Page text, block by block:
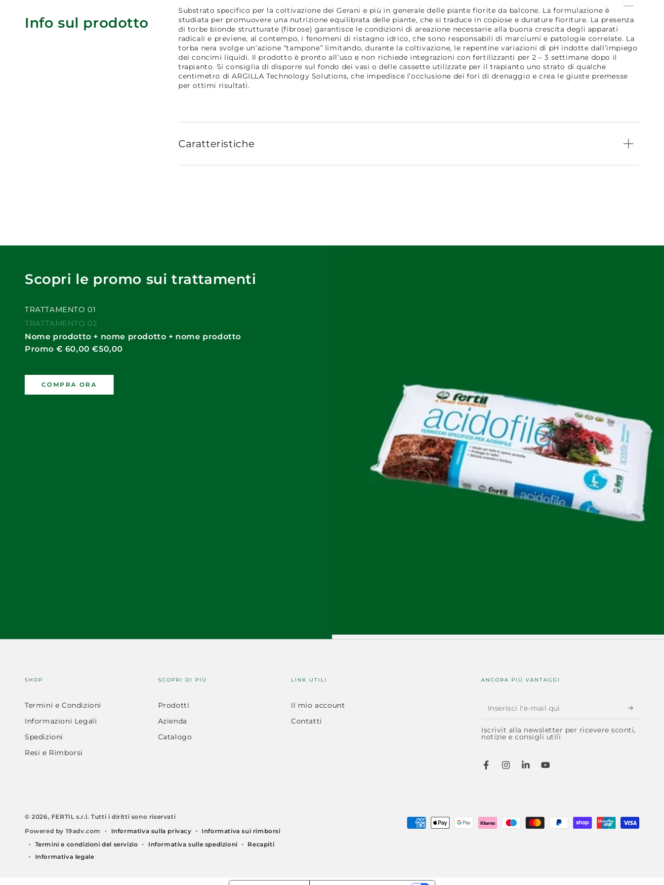
Info sul prodotto
Substrato specifico per la coltivazione dei Gerani e più in generale delle piante fiorite da balcone. La formulazione è
studiata per promuovere una nutrizione equilibrata delle piante, che si traduce in copiose e durature fioriture. La presenza
di torbe bionde strutturate (fibrose) garantisce le condizioni di areazione necessarie alla buona crescita degli apparati
radicali e previene, al contempo, i fenomeni di ristagno idrico, che sono responsabili di marciumi e patologie correlate. La
torba nera svolge un’azione “tampone” limitando, durante la coltivazione, le repentine variazioni di pH indotte dall’impiego
dei concimi liquidi. Il prodotto è pronto all’uso e non richiede integrazioni con fertilizzanti per 2 – 3 settimane dopo il
trapianto. Si consiglia di disporre sul fondo dei vasi o delle cassette utilizzate per il trapianto uno strato di qualche
centimetro di ARGILLA Technology Solutions, che impedisce l’occlusione dei fori di drenaggio e crea le giuste premesse
per ottimi risultati.
Caratteristiche
Scopri le promo sui trattamenti
TRATTAMENTO 01
TRATTAMENTO 02
Nome prodotto + nome prodotto + nome prodotto
Promo € 60,00 €50,00
COMPRA ORA
SHOP
Termini e Condizioni
Informazioni Legali
Spedizioni
Resi e Rimborsi
SCOPRI DI PIÙ
Prodotti
Azienda
Catalogo
LINK UTILI
Il mio account
Contatti
ANCORA PIÙ VANTAGGI
Inserisci
l'e-
mail
Iscrivit alla newsletter per ricevere sconti,
notizie e consigli utili
FacebookInstagram
LinkedInYouTube
© 2026, FERTIL s.r.l. Tutti i diritti sono riservati
Powered by 19adv.com
Informativa sulla privacy
Informativa sui rimborsi
Termini e condizioni del servizio
Informativa sulle spedizioni
Recapiti
Informativa legale